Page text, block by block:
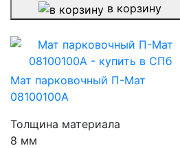
в корзину
Мат парковочный П-Мат
08100100А
Толщина материала
8 мм